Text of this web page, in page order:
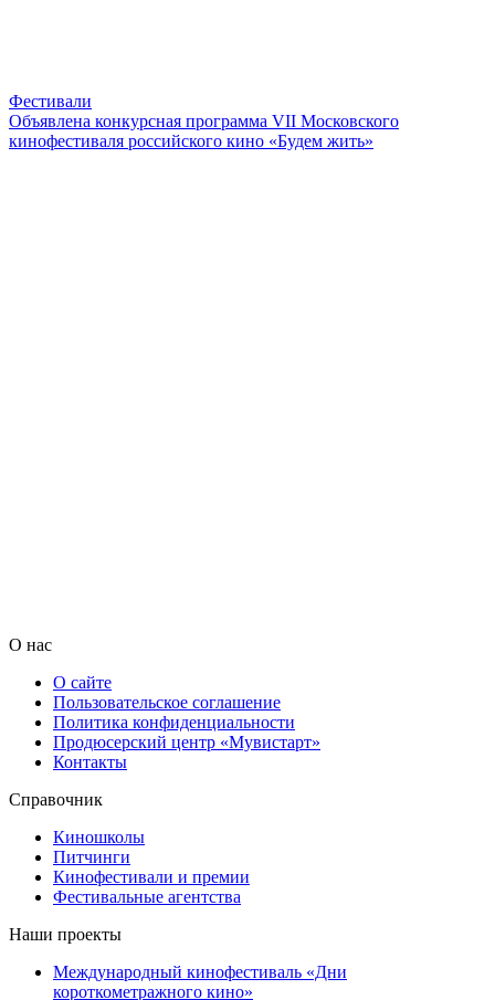
Фестивали
Объявлена конкурсная программа VII Московского
кинофестиваля российского кино «Будем жить»
О нас
О сайте
Пользовательское соглашение
Политика конфиденциальности
Продюсерский центр «Мувистарт»
Контакты
Справочник
Киношколы
Питчинги
Кинофестивали и премии
Фестивальные агентства
Наши проекты
Международный кинофестиваль «Дни
короткометражного кино»